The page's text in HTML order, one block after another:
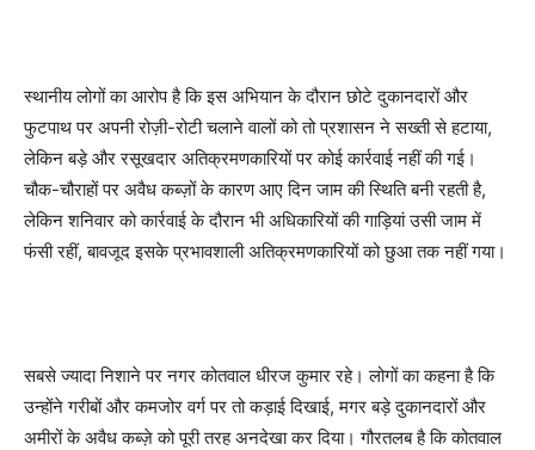
स्थानीय लोगों का आरोप है कि इस अभियान के दौरान छोटे दुकानदारों और
फुटपाथ पर अपनी रोज़ी-रोटी चलाने वालों को तो प्रशासन ने सख्ती से हटाया,
लेकिन बड़े और रसूखदार अतिक्रमणकारियों पर कोई कार्रवाई नहीं की गई।
चौक-चौराहों पर अवैध कब्ज़ों के कारण आए दिन जाम की स्थिति बनी रहती है,
लेकिन शनिवार को कार्रवाई के दौरान भी अधिकारियों की गाड़ियां उसी जाम में
फंसी रहीं, बावजूद इसके प्रभावशाली अतिक्रमणकारियों को छुआ तक नहीं गया।
सबसे ज्यादा निशाने पर नगर कोतवाल धीरज कुमार रहे। लोगों का कहना है कि
उन्होंने गरीबों और कमजोर वर्ग पर तो कड़ाई दिखाई, मगर बड़े दुकानदारों और
अमीरों के अवैध कब्ज़े को पूरी तरह अनदेखा कर दिया। गौरतलब है कि कोतवाल